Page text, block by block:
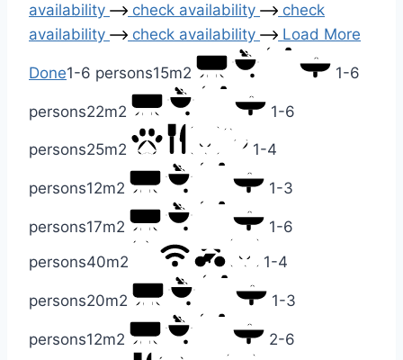
availability
check availability
check
availability
check availability Load More
Done1-6 persons15m2 1-6
persons22m2 1-6
persons25m2 1-4
persons12m2 1-3
persons17m2
1-6
persons40m2 1-4
persons20m2 1-3
persons12m2 2-6